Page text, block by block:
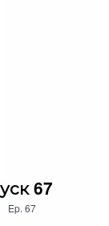
67
Ep. 67